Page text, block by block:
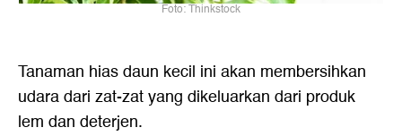
Foto: Thinkstock
Tanaman hias daun kecil ini akan membersihkan
udara dari zat-zat yang dikeluarkan dari produk
lem dan deterjen.